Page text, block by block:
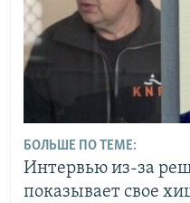
БОЛЬШЕ ПО ТЕМЕ:
Интервью из-за
показывает свое